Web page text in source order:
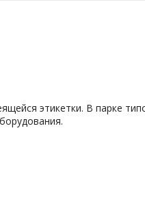
этикетки. В парке